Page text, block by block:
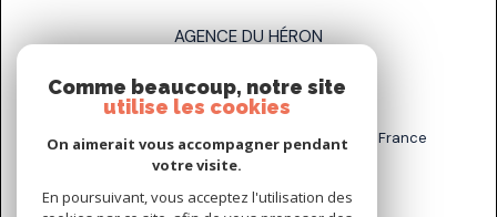
AGENCE DU HÉRON
07 83 89 58 93
sarah.stahl@agenceduheron.fr
6 bis Rue de la Grande Maison, 77890 Arville, France
NOUS SUIVRE SUR
Comme beaucoup, notre site
utilise les cookies
On aimerait vous accompagner pendant
votre visite.
En poursuivant, vous acceptez l'utilisation des